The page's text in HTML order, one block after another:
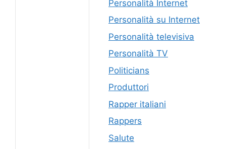
Personalità Internet
Personalità su Internet
Personalità televisiva
Personalità TV
Politicians
Produttori
Rapper italiani
Rappers
Salute